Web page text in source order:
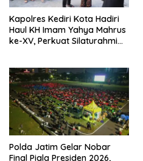
Kapolres Kediri Kota Hadiri
Haul KH Imam Yahya Mahrus
ke-XV, Perkuat Silaturahmi
Polda Jatim Gelar Nobar
Final Piala Presiden 2026,